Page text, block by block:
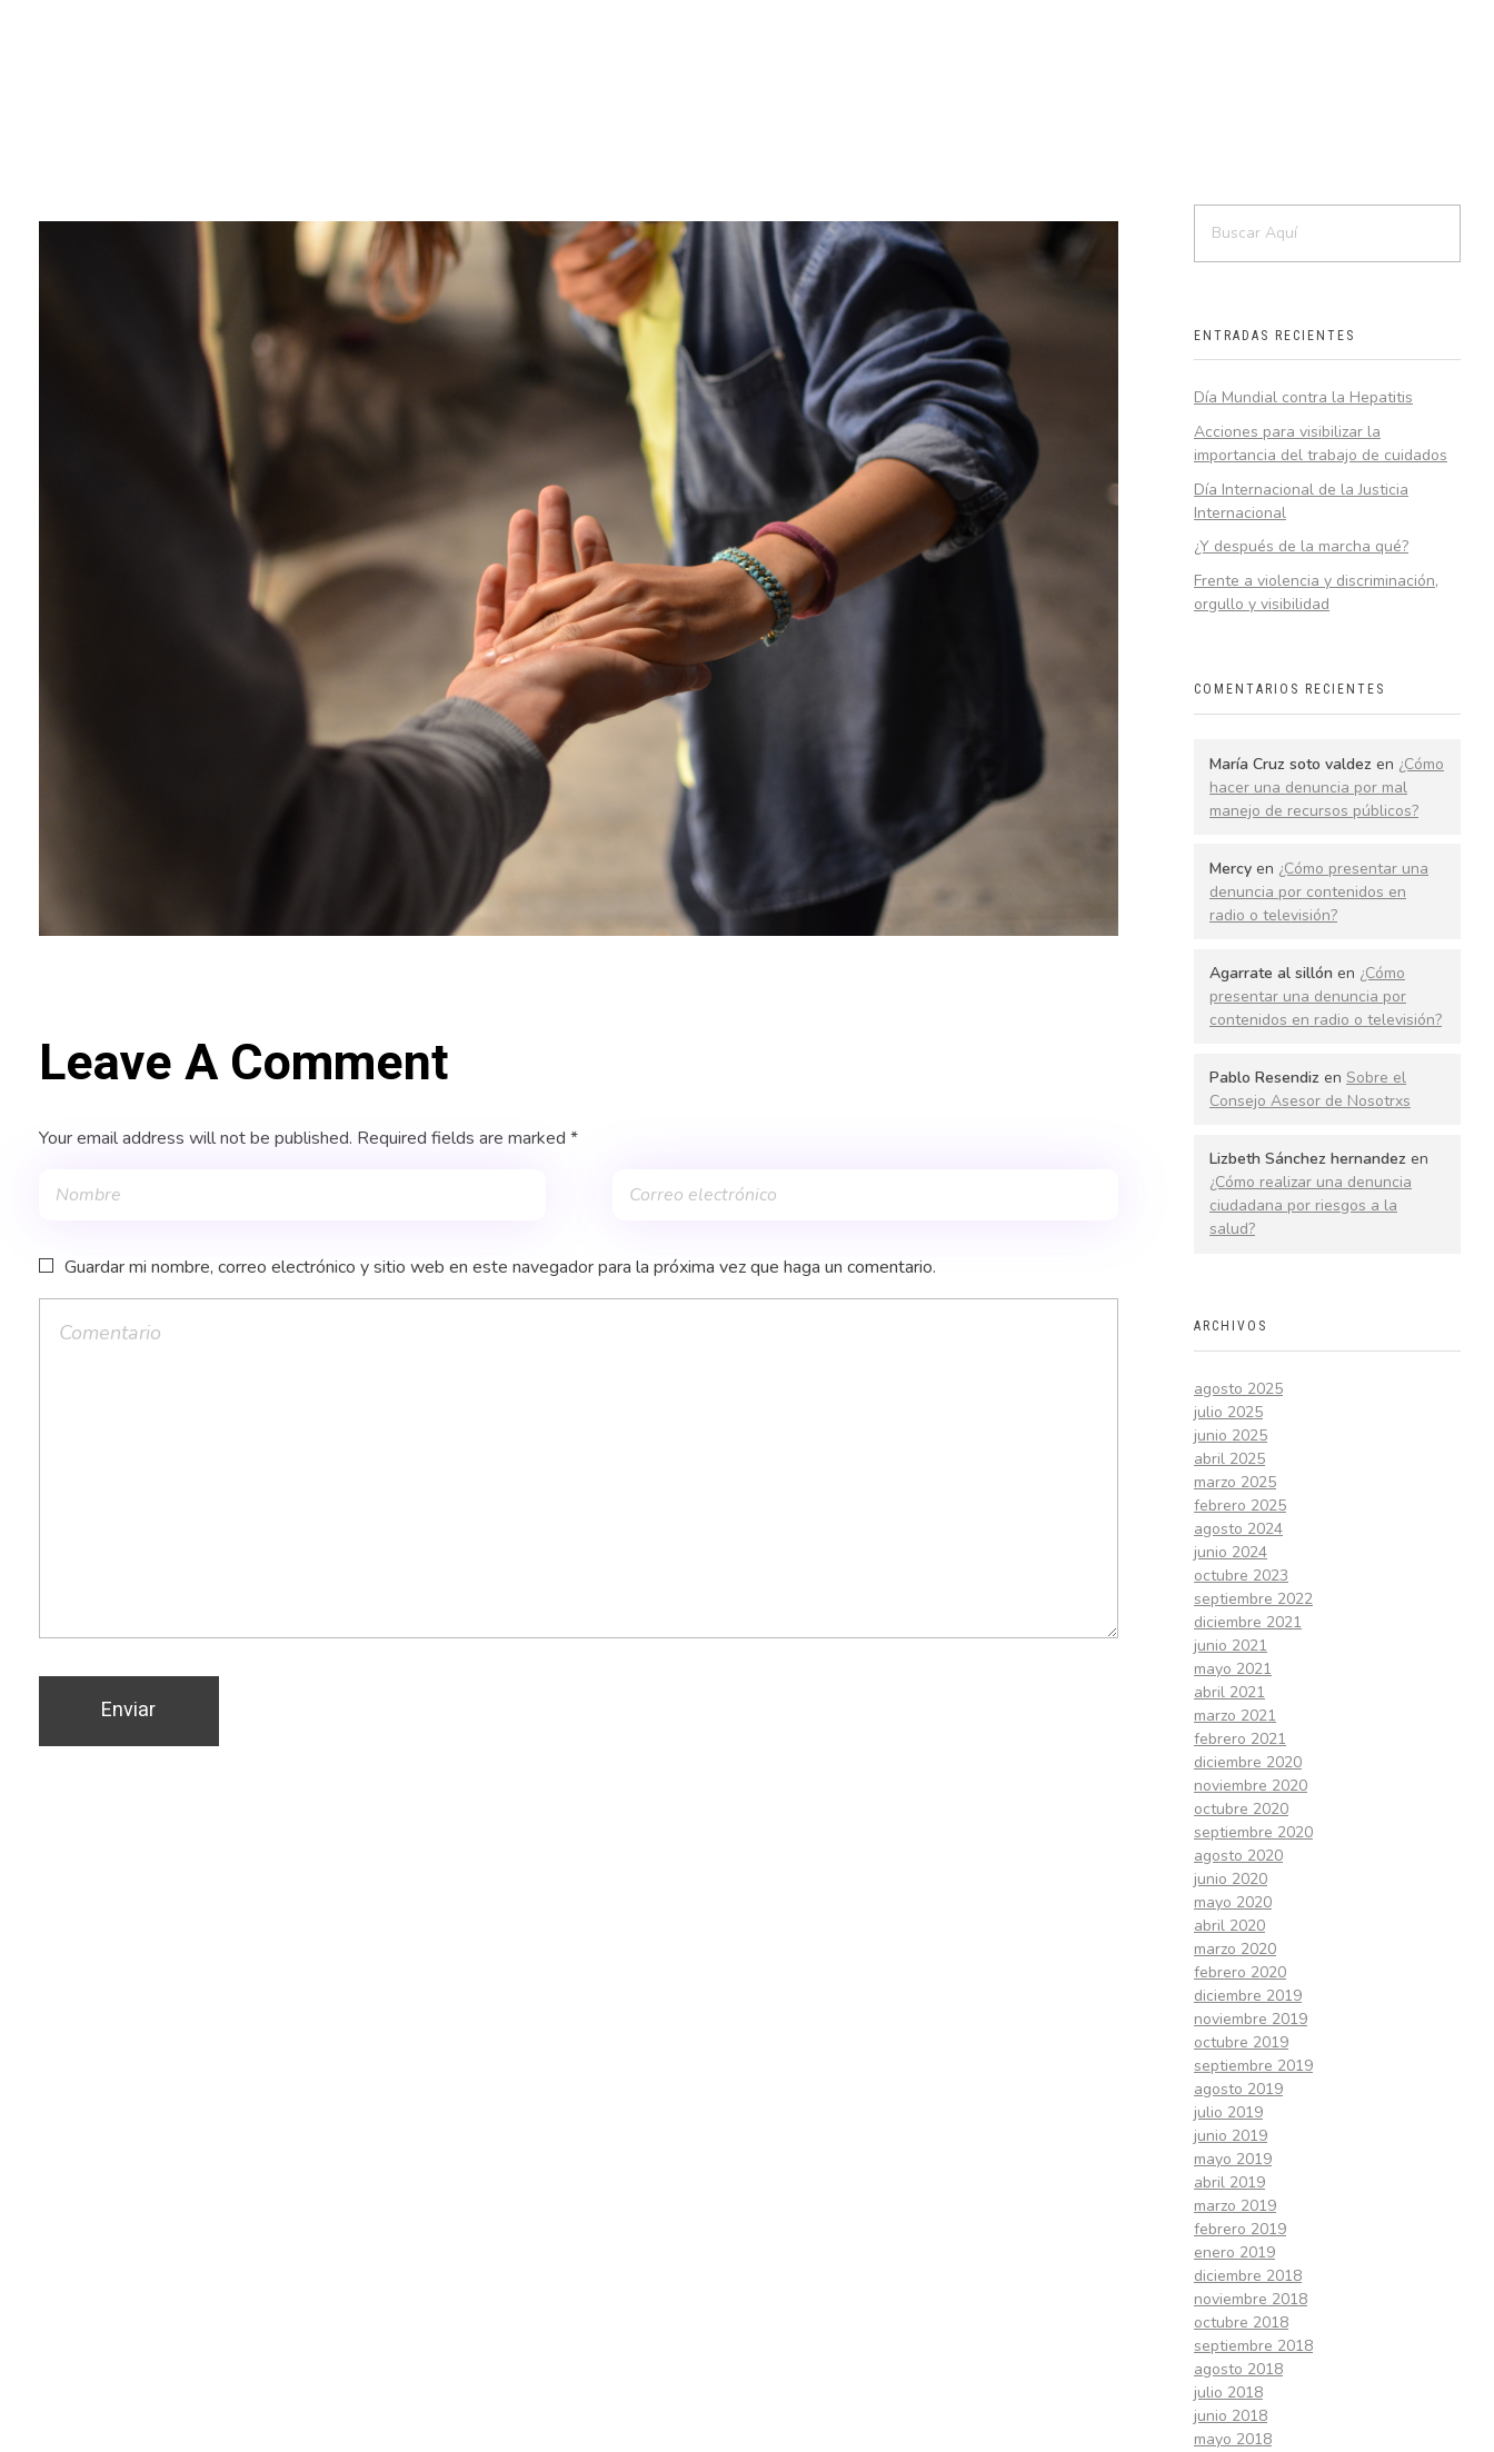
Leave A Comment
Your email address will not be published. Required fields are marked *
Guardar mi nombre, correo electrónico y sitio web en este navegador para la próxima vez que haga un comentario.
ENTRADAS RECIENTES
Día Mundial contra la Hepatitis
Acciones para visibilizar la
importancia del trabajo de cuidados
Día Internacional de la Justicia
Internacional
¿Y después de la marcha qué?
Frente a violencia y discriminación,
orgullo y visibilidad
COMENTARIOS RECIENTES
María Cruz soto valdez en ¿Cómo
hacer una denuncia por mal
manejo de recursos públicos?
Mercy en ¿Cómo presentar una
denuncia por contenidos en
radio o televisión?
Agarrate al sillón en ¿Cómo
presentar una denuncia por
contenidos en radio o televisión?
Pablo Resendiz en Sobre el
Consejo Asesor de Nosotrxs
Lizbeth Sánchez hernandez en
¿Cómo realizar una denuncia
ciudadana por riesgos a la
salud?
ARCHIVOS
agosto 2025
julio 2025
junio 2025
abril 2025
marzo 2025
febrero 2025
agosto 2024
junio 2024
octubre 2023
septiembre 2022
diciembre 2021
junio 2021
mayo 2021
abril 2021
marzo 2021
febrero 2021
diciembre 2020
noviembre 2020
octubre 2020
septiembre 2020
agosto 2020
junio 2020
mayo 2020
abril 2020
marzo 2020
febrero 2020
diciembre 2019
noviembre 2019
octubre 2019
septiembre 2019
agosto 2019
julio 2019
junio 2019
mayo 2019
abril 2019
marzo 2019
febrero 2019
enero 2019
diciembre 2018
noviembre 2018
octubre 2018
septiembre 2018
agosto 2018
julio 2018
junio 2018
mayo 2018